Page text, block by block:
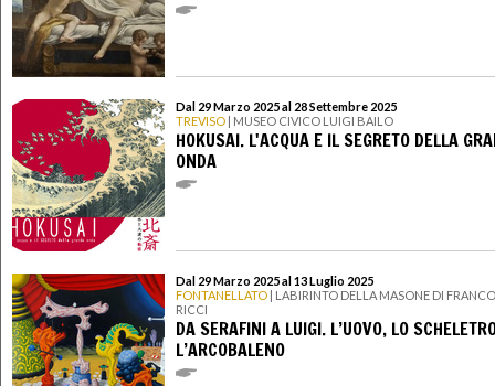
Dal 29 Marzo 2025 al 28 Settembre 2025
TREVISO | MUSEO CIVICO LUIGI BAILO
HOKUSAI. L'ACQUA E IL SEGRETO DELLA
ONDA
Dal 29 Marzo 2025 al 13 Luglio 2025
FONTANELLATO | LABIRINTO DELLA MASONE DI
RICCI
DA SERAFINI A LUIGI. L’UOVO, LO
L’ARCOBALENO